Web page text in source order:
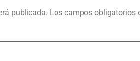
publicada. Los campos obligatorios